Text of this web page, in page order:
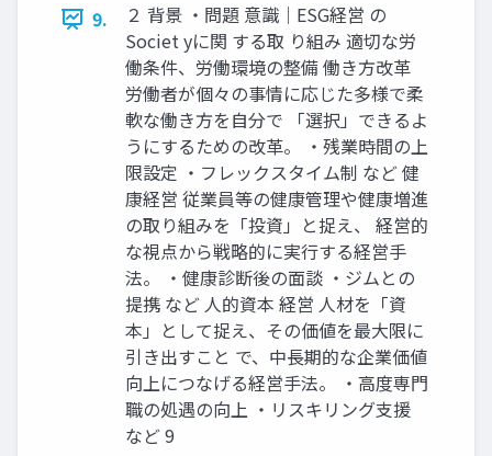
9.
２ 背景 ・問題 意識｜ESG経営 の
Societ yに関 する取 り組み 適切な労
働条件、労働環境の整備 働き方改革
労働者が個々の事情に応じた多様で柔
軟な働き方を自分で 「選択」できるよ
うにするための改革。 ・残業時間の上
限設定 ・フレックスタイム制 など 健
康経営 従業員等の健康管理や健康増進
の取り組みを「投資」と捉え、 経営的
な視点から戦略的に実行する経営手
法。 ・健康診断後の面談 ・ジムとの
提携 など 人的資本 経営 人材を「資
本」として捉え、その価値を最大限に
引き出すこと で、中長期的な企業価値
向上につなげる経営手法。 ・高度専門
職の処遇の向上 ・リスキリング支援
など 9